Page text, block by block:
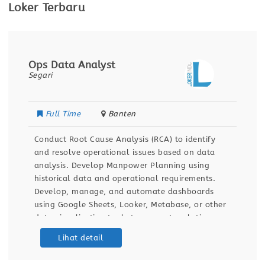
Loker Terbaru
Ops Data Analyst
Segari
Full Time Banten
Conduct Root Cause Analysis (RCA) to identify
and resolve operational issues based on data
analysis. Develop Manpower Planning using
historical data and operational requirements.
Develop, manage, and automate dashboards
using Google Sheets, Looker, Metabase, or other
data visualization tools to support real-time
operational monitoring. Prepare reports and
data visualizations to support operational
Lihat detail